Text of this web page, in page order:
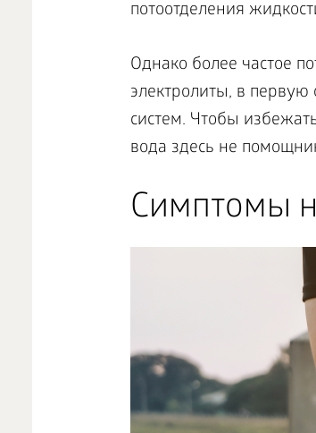
потоотделения
Однако более частое
электролиты, в первую
систем. Чтобы
вода здесь не
Симптомы